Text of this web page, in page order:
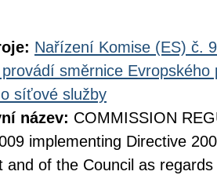
Nařízení Komise (ES) č.
směrnice
síťové služby
název: COMMISSION
implementing Directive
and of the Council as